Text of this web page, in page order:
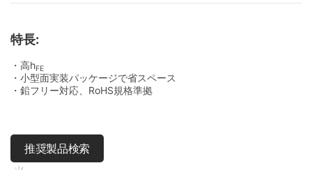
特長:
・高hFE
・小型面実装パッケージで省スペース
・鉛フリー対応、RoHS規格準拠
推奨製品検索